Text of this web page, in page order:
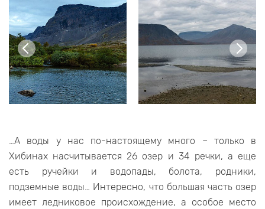
…А воды у нас по-настоящему много – только в
Хибинах насчитывается 26 озер и 34 речки, а еще
есть ручейки и водопады, болота, родники,
подземные воды… Интересно, что большая часть озер
имеет ледниковое происхождение, а особое место